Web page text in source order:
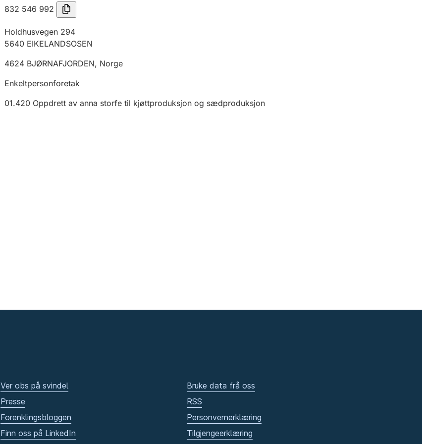
832 546 992
Holdhusvegen 294
5640 EIKELANDSOSEN
4624 BJØRNAFJORDEN, Norge
Enkeltpersonforetak
01.420 Oppdrett av anna storfe til kjøttproduksjon og sædproduksjon
Ver obs på svindel
Presse
Forenklingsbloggen
Finn oss på LinkedIn
Bruke data frå oss
RSS
Personvernerklæring
Tilgjengeerklæring